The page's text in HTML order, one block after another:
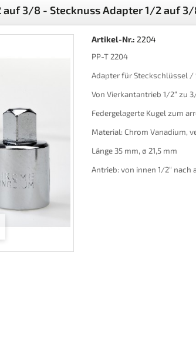
3/8 - Stecknuss Adapter 1/2 auf
Artikel-Nr.: 2204
PP-T 2204
Adapter für Steckschlüssel /
Von Vierkantantrieb 1/2“ zu
Federgelagerte Kugel zum
Material: Chrom Vanadium,
Länge 35 mm, ø 21,5 mm
Antrieb: von innen 1/2“ nach